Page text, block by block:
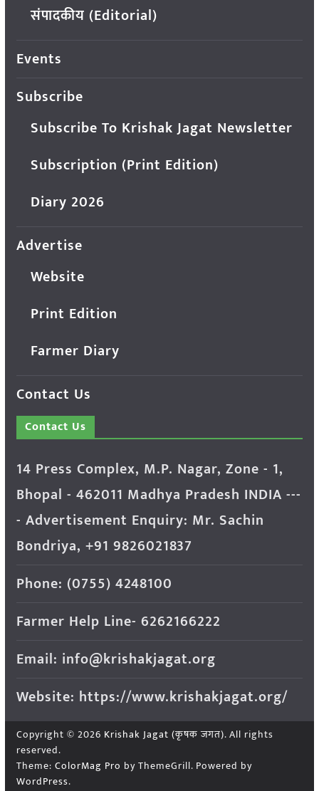
संपादकीय (Editorial)
Events
Subscribe
Subscribe To Krishak Jagat Newsletter
Subscription (Print Edition)
Diary 2026
Advertise
Website
Print Edition
Farmer Diary
Contact Us
Contact Us
14 Press Complex, M.P. Nagar, Zone - 1,
Bhopal - 462011 Madhya Pradesh INDIA ---
- Advertisement Enquiry: Mr. Sachin
Bondriya, +91 9826021837
Phone: (0755) 4248100
Farmer Help Line- 6262166222
Email: info@krishakjagat.org
Website: https://www.krishakjagat.org/
Copyright © 2026 Krishak Jagat (कृषक जगत). All rights
reserved.
Theme: ColorMag Pro by ThemeGrill. Powered by
WordPress.